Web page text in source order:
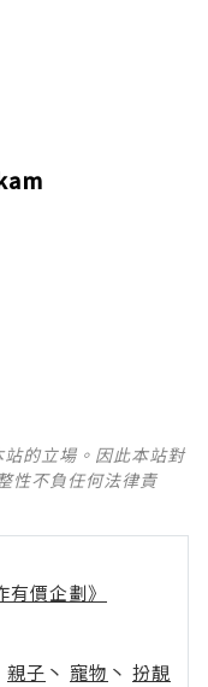
的立場。因此本站對
性不負任何法律責
價企劃》
親子 丶 寵物 丶 扮靚